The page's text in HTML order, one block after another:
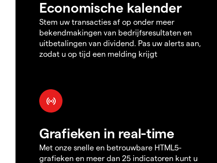
Economische kalender
Stem uw transacties af op onder meer
bekendmakingen van bedrijfsresultaten en
uitbetalingen van dividend. Pas uw alerts aan,
zodat u op tijd een melding krijgt
Grafieken in real-time
Met onze snelle en betrouwbare HTML5-
grafieken en meer dan 25 indicatoren kunt u